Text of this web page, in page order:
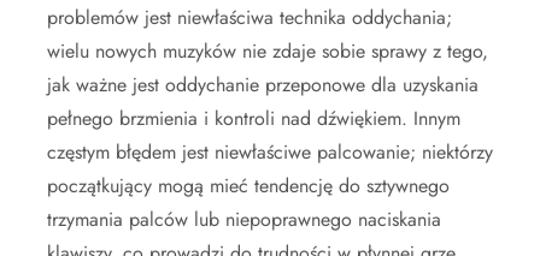
problemów jest niewłaściwa technika oddychania;
wielu nowych muzyków nie zdaje sobie sprawy z tego,
jak ważne jest oddychanie przeponowe dla uzyskania
pełnego brzmienia i kontroli nad dźwiękiem. Innym
częstym błędem jest niewłaściwe palcowanie; niektórzy
początkujący mogą mieć tendencję do sztywnego
trzymania palców lub niepoprawnego naciskania